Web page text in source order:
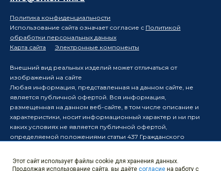
Политика конфиденциальности
Использование сайта означает согласие с Политикой
обработки персональных данных
Карта сайта
Электронные компоненты
Внешний вид реальных изделий может отличаться от
изображений на сайте
Любая информация, представленная на данном сайте, не
является публичной офертой. Вся информация,
размещенная на данном веб-сайте, в том числе описание и
характеристики, носит информационный характер и ни при
каких условиях не является публичной офертой,
определяемой положениями статьи 437 Гражданского
Производитель оставляет за собой право в одностороннем
порядке вносить изменения в информацию, размещенную на
Этот сайт использует файлы cookie для хранения данных.
Продолжая использование сайта, вы даёте согласие на работу с